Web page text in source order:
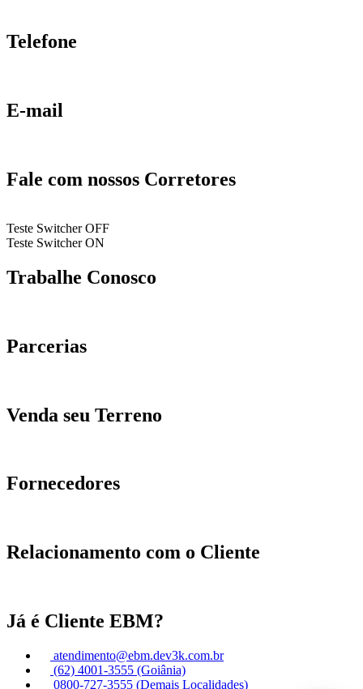
Telefone
E-mail
Fale com nossos Corretores
Teste Switcher OFF
Teste Switcher ON
Trabalhe Conosco
Parcerias
Venda seu Terreno
Fornecedores
Relacionamento com o Cliente
Já é Cliente EBM?
atendimento@ebm.dev3k.com.br
(62) 4001-3555 (Goiânia)
0800-727-3555 (Demais Localidades)